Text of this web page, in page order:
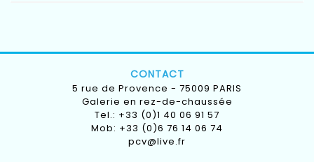
CONTACT
5 rue de Provence - 75009 PARIS
Galerie en rez-de-chaussée
Tel.: +33 (0)1 40 06 91 57
Mob: +33 (0)6 76 14 06 74
pcv@live.fr